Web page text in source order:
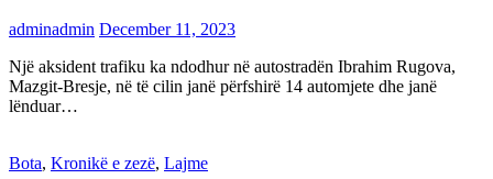
adminadmin December 11, 2023
Një aksident trafiku ka ndodhur në autostradën Ibrahim Rugova,
Mazgit-Bresje, në të cilin janë përfshirë 14 automjete dhe janë
lënduar…
Bota, Kronikë e zezë, Lajme